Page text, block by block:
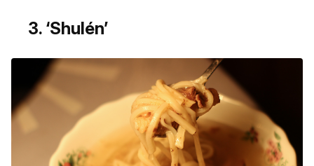
3. ‘Shulén’